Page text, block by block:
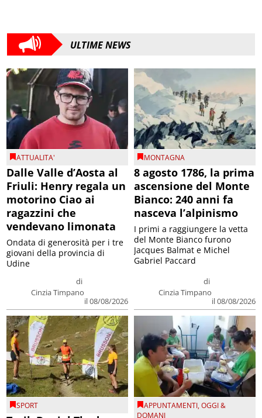
ULTIME NEWS
ATTUALITA'
Dalle Valle d’Aosta al
Friuli: Henry regala un
motorino Ciao ai
ragazzini che
vendevano limonata
di
Cinzia Timpano
il 08/08/2026
Ondata di generosità per i tre
giovani della provincia di
Udine
MONTAGNA
8 agosto 1786, la prima
ascensione del Monte
Bianco: 240 anni fa
nasceva l’alpinismo
di
Cinzia Timpano
il 08/08/2026
I primi a raggiungere la vetta
del Monte Bianco furono
Jacques Balmat e Michel
Gabriel Paccard
SPORT APPUNTAMENTI,OGGI &
DOMANI